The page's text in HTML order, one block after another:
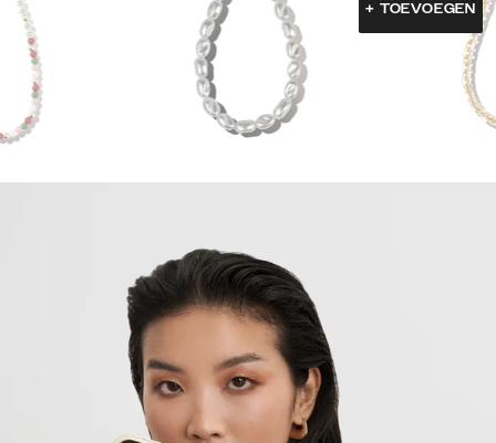
+ TOEVOEGEN